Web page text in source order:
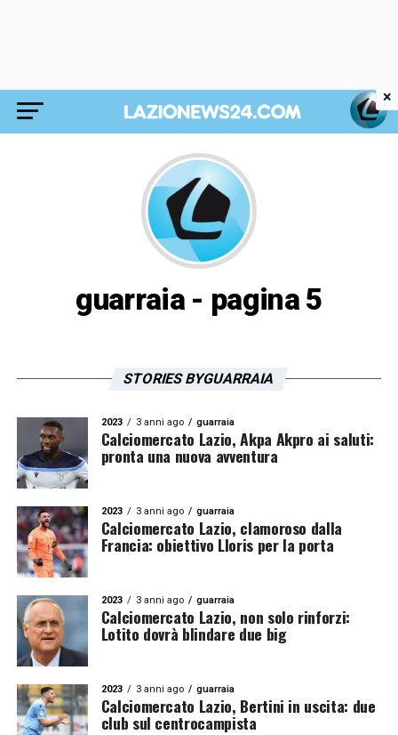
guarraia - pagina 5
STORIES BYGUARRAIA
2023 3 anni ago guarraia
Calciomercato Lazio, Akpa Akpro ai saluti:
pronta una nuova avventura
2023 3 anni ago guarraia
Calciomercato Lazio, clamoroso dalla
Francia: obiettivo Lloris per la porta
2023 3 anni ago guarraia
Calciomercato Lazio, non solo rinforzi:
Lotito dovrà blindare due big
2023 3 anni ago guarraia
Calciomercato Lazio, Bertini in uscita: due
club sul centrocampista
×